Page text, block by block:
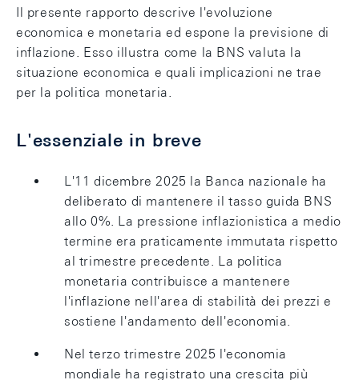
Il presente rapporto descrive l'evoluzione
economica e monetaria ed espone la previsione di
inflazione. Esso illustra come la BNS valuta la
situazione economica e quali implicazioni ne trae
per la politica monetaria.
L'essenziale in breve
L'11 dicembre 2025 la Banca nazionale ha
deliberato di mantenere il tasso guida BNS
allo 0%. La pressione inflazionistica a medio
termine era praticamente immutata rispetto
al trimestre precedente. La politica
monetaria contribuisce a mantenere
l'inflazione nell'area di stabilità dei prezzi e
sostiene l'andamento dell'economia.
Nel terzo trimestre 2025 l'economia
mondiale ha registrato una crescita più